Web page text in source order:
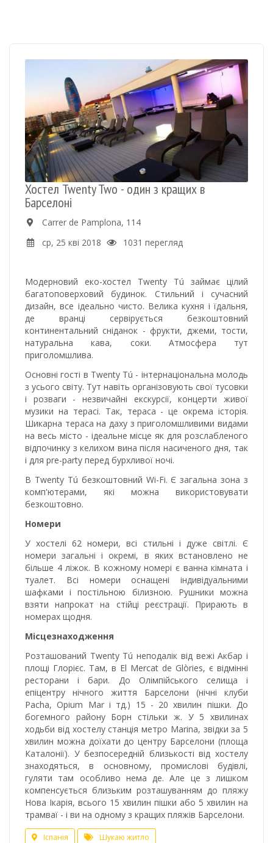
Хостел Twenty Two - один з кращих в
Барселоні
Carrer de Pamplona, 114
ср, 25 кві 2018
1031 перегляд
Модерновий еко-хостел Twenty Tú займає цілий
багатоповерховий будинок. Стильний і сучасний
дизайн, все ідеально чисто. Велика кухня і їдальня,
де вранці сервірується безкоштовний
континентальний сніданок - фрукти, джеми, тости,
натуральна кава, соки. Атмосфера тут
приголомшлива.
Основні гості в Twenty Tú - інтернаціональна молодь
з усього світу. Тут навіть організовують свої тусовки
і розваги - незвичайні екскурсії, концерти живої
музики на терасі. Так, тераса - це окрема історія.
Шикарна тераса на даху з приголомшливими видами
на весь місто - ідеальне місце як для розслабленого
відпочинку з келихом вина після насиченого дня, так
і для pre-party перед бурхливої ​​ночі.
В Twenty Tú безкоштовний Wi-Fi. Є загальна зона з
комп'ютерами, які можна використовувати
безкоштовно.
Номери
У хостелі 62 номери, всі стильні і дуже світлі. Є
номери загальні і окремі, в яких встановлено не
більше 4 ліжок. В кожному номері є ванна кімната і
туалет. Всі номери оснащені індивідуальними
шафками і постільною білизною. Рушники можна
взяти напрокат на стійці реєстрації. Прирають в
номерах щодня.
Місцезнаходження
Розташований Twenty Tú неподалік від вежі Акбар і
площі Глорієс. Там, в El Mercat de Glòries, є відмінні
ресторани і бари. До Олімпійського селища і
епіцентру нічного життя Барселони (нічні клуби
Pacha, Opium Mar і тд.) 15 - 20 хвилин пішки. До
богемного району Борн стільки ж. У 5 хвилинах
ходьби від хостелу станція метро Marina, звідки за 5
хвилин можна доїхати до центру Барселони (площа
Каталонії). У безпосередній близькості від хостелу
знаходяться, в основному, промислові будівлі,
гуляти там особливо нема де. Але це з лишком
компенсується близьким розташуванням до пляжу
Нова Ікарія, всього 15 хвилин пішки або 5 хвилин на
трамваї - і ви на одному з кращих пляжів Барселони.
Іспанія Шукаю житло